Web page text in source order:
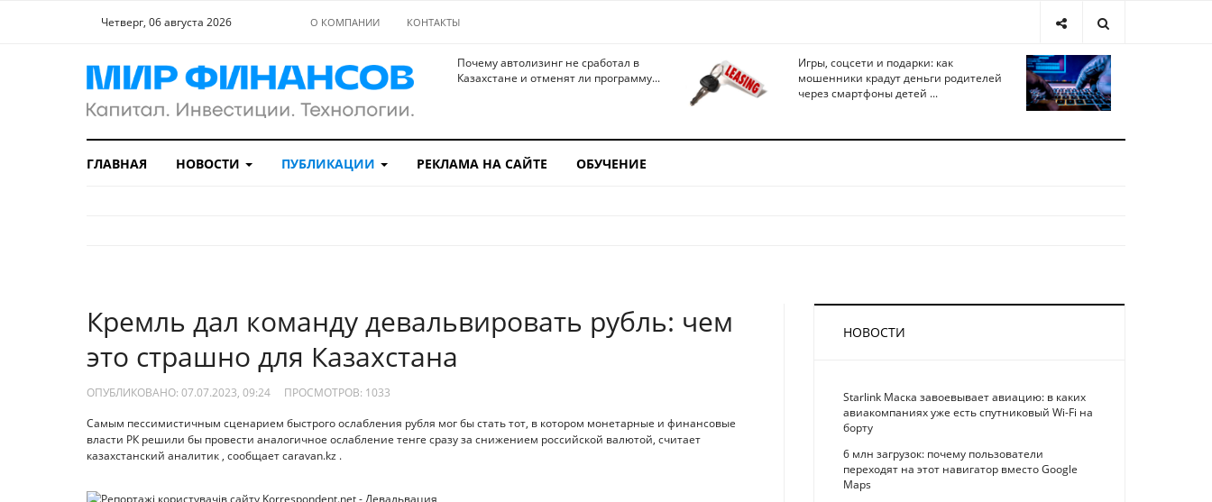
Четверг, 06 августа 2026 О КОМПАНИИ КОНТАКТЫ
Почему автолизинг не сработал в
Казахстане и отменят ли программу...
Игры, соцсети и подарки: как
мошенники крадут деньги родителей
через смартфоны детей ...
ГЛАВНАЯ НОВОСТИ ПУБЛИКАЦИИ РЕКЛАМА НА САЙТЕ ОБУЧЕНИЕ
Кремль дал команду девальвировать рубль: чем
это страшно для Казахстана
ОПУБЛИКОВАНО: 07.07.2023, 09:24 ПРОСМОТРОВ: 1033
Самым пессимистичным сценарием быстрого ослабления рубля мог бы стать тот, в котором монетарные и финансовые
власти РК решили бы провести аналогичное ослабление тенге сразу за снижением российской валютой, считает
казахстанский аналитик , сообщает caravan.kz .
НОВОСТИ
Starlink Маска завоевывает авиацию: в каких
авиакомпаниях уже есть спутниковый Wi-Fi на
борту
6 млн загрузок: почему пользователи
переходят на этот навигатор вместо Google
Maps